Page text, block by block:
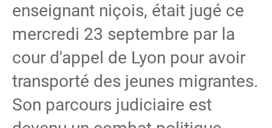
enseignant niçois, était jugé ce
mercredi 23 septembre par la
cour d'appel de Lyon pour avoir
transporté des jeunes migrantes.
Son parcours judiciaire est